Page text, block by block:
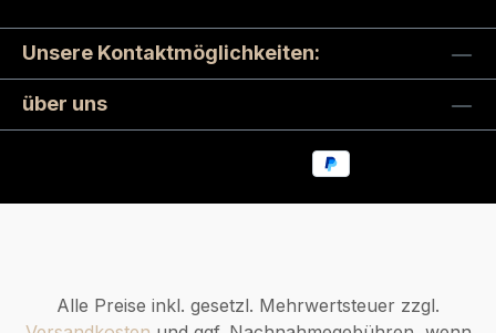
Unsere Kontaktmöglichkeiten:
über uns
Alle Preise inkl. gesetzl. Mehrwertsteuer zzgl.